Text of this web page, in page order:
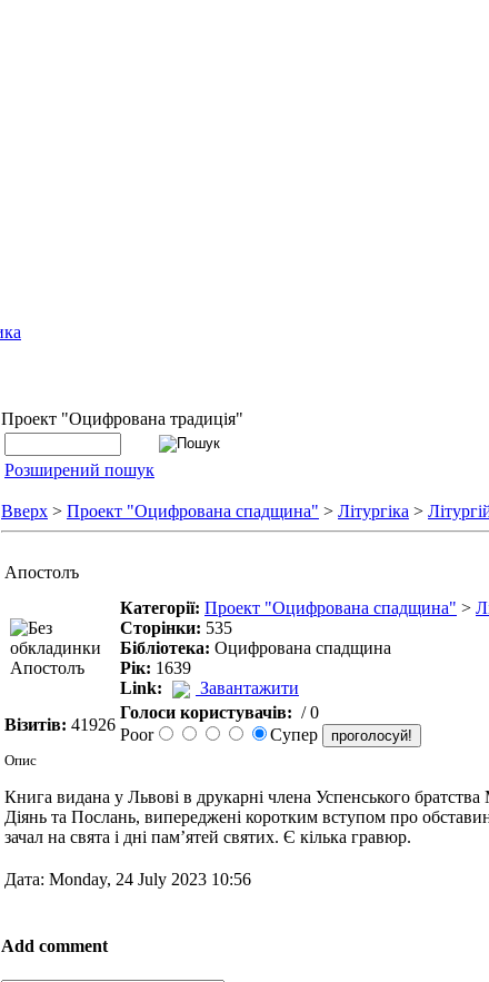
Проект "Оцифрована традиція"
Розширений пошук
Вверх > Проект "Оцифрована спадщина" > Літургіка >
Апостолъ
Категорії: Проект "Оцифрована спадщина" >
Сторінки: 535
Бібліотека: Оцифрована спадщина
Рік: 1639
Link:
Завантажити
Візитів: 41926
Голоси користувачів: / 0
Poor
Супер
Опис
Книга видана у Львові в друкарні члена Успенського
Діянь та Послань, випереджені коротким вступом про
зачал на свята і дні памʼятей святих. Є кілька гравюр.
Дата: Monday, 24 July 2023 10:56
Add comment